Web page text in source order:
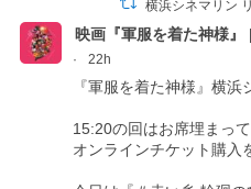
横浜シネマリン
映画『軍服を着た神様』
·
22h
『軍服を着た神様』横浜
15:20の回はお席埋まっ
オンラインチケット購入